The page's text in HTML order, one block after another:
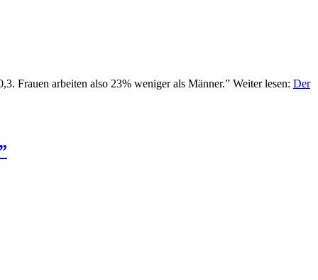
Frauen arbeiten also 23% weniger als Männer.” Weiter lesen: Der